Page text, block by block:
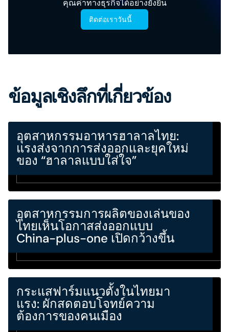
คุณค่าทางธุรกิจได้อย่างยั่งยืน
ติดต่อเราวันนี้
ข้อมูลเชิงลึกที่เกี่ยวข้อง
อุตสาหกรรมอาหารฮาลาลไทย:
แรงส่งจากการส่งออกและยุคใหม่
ของ “ฮาลาลแบบใส่ใจ”
อุตสาหกรรมการผลิตของเล่นของ
ไทยเห็นโอกาสส่งออกแบบ
China-plus-one เปิดกว้างขึ้น
กระแสฟาร์มแนวตั้งในไทยมา
แรง: ผักสดตอบโจทย์ความ
ต้องการของคนเมือง